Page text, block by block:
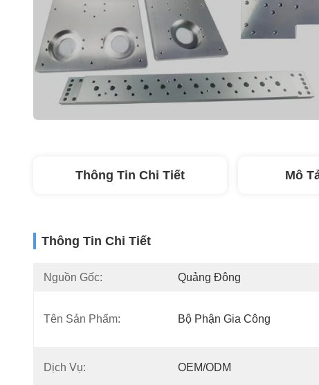
Thông Tin Chi Tiết Mô
Thông Tin Chi Tiết
Nguồn Gốc: Quảng Đông
Tên Sản Phẩm: Bộ Phận Gia Công
Dịch Vụ: OEM/ODM